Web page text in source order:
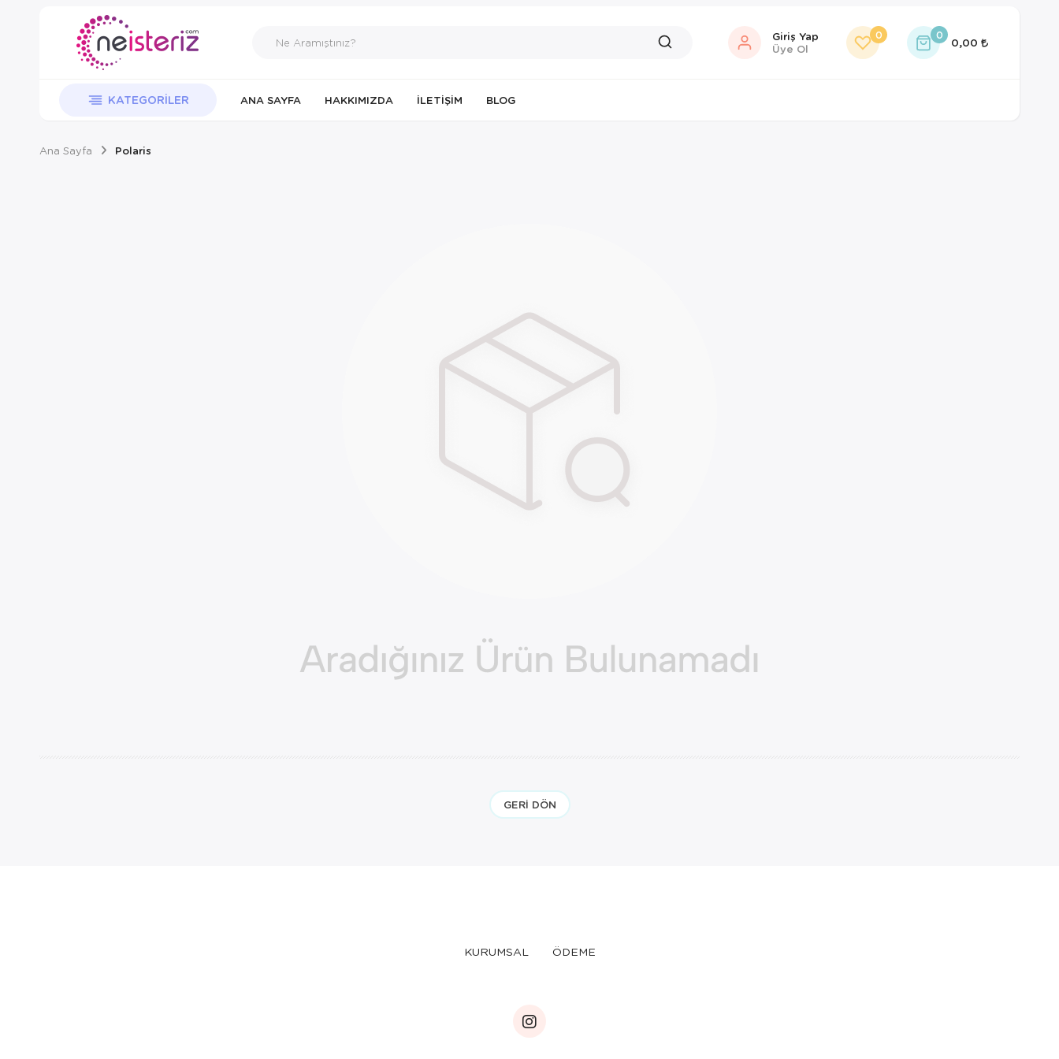
Giriş Yap
Üye Ol
0 0
0,00
KATEGORILER ANA SAYFA HAKKIMIZDA İLETIŞIM BLOG
Ana Sayfa Polaris
GERI DÖN
KURUMSAL ÖDEME